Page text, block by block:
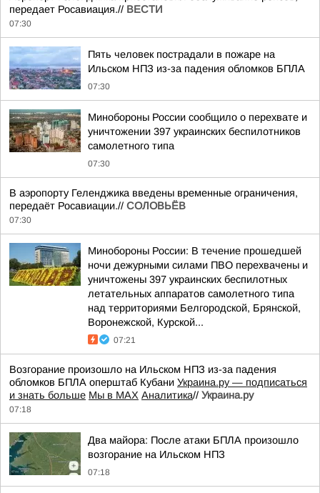
передает Росавиация.// ВЕСТИ
07:30
Пять человек пострадали в пожаре на
Ильском НПЗ из-за падения обломков БПЛА
07:30
Минобороны России сообщило о перехвате и
уничтожении 397 украинских беспилотников
самолетного типа
07:30
В аэропорту Геленджика введены временные ограничения,
передаёт Росавиации.// СОЛОВЬЁВ
07:30
Минобороны России: В течение прошедшей
ночи дежурными силами ПВО перехвачены и
уничтожены 397 украинских беспилотных
летательных аппаратов самолетного типа
над территориями Белгородской, Брянской,
Воронежской, Курской...
07:21
Возгорание произошло на Ильском НПЗ из-за падения
обломков БПЛА оперштаб Кубани Украина.ру — подписаться
и знать больше Мы в MAX Аналитика// Украина.ру
07:18
Два майора: После атаки БПЛА произошло
возгорание на Ильском НПЗ
07:18